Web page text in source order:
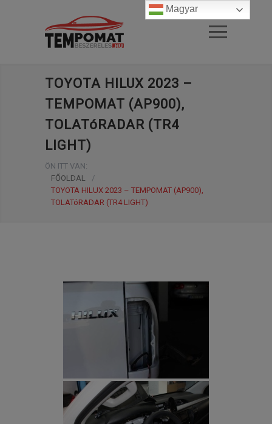
TOYOTA HILUX 2023 –
TEMPOMAT (AP900),
TOLATóRADAR (TR4
LIGHT)
ÖN ITT VAN:
FŐOLDAL
/
TOYOTA HILUX 2023 – TEMPOMAT (AP900),
TOLATóRADAR (TR4 LIGHT)
Magyar